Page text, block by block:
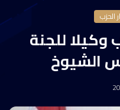
الحزب
وكيلا للجنة
الشيوخ